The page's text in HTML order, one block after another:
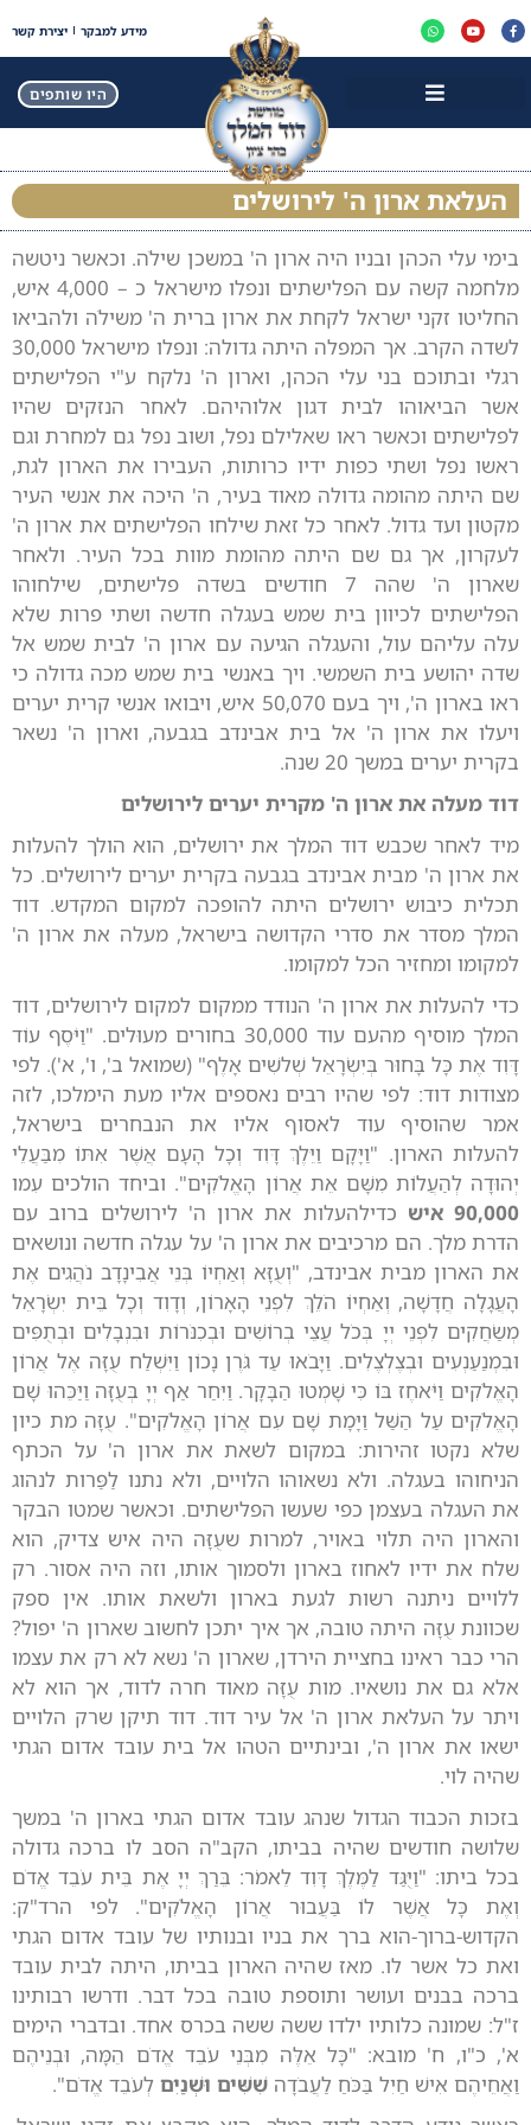
מידע למבקר יצירת קשר
היו שותפים
העלאת ארון ה' לירושלים
בימי עלי הכהן ובניו היה ארון ה' במשכן שילֹה. וכאשר ניטשה
מלחמה קשה עם הפלישתים ונפלו מישראל כ – 4,000 איש,
החליטו זקני ישראל לקחת את ארון ברית ה' משילֹה ולהביאו
לשדה הקרב. אך המפלה היתה גדולה: ונפלו מישראל 30,000
רגלי ובתוכם בני עלי הכהן, וארון ה' נלקח ע"י הפלישתים
אשר הביאוהו לבית דגון אלוהיהם. לאחר הנזקים שהיו
לפלישתים וכאשר ראו שאלילם נפל, ושוב נפל גם למחרת וגם
ראשו נפל ושתי כפות ידיו כרותות, העבירו את הארון לגת,
שם היתה מהומה גדולה מאוד בעיר, ה' היכה את אנשי העיר
מקטון ועד גדול. לאחר כל זאת שילחו הפלישתים את ארון ה'
לעקרון, אך גם שם היתה מהומת מוות בכל העיר. ולאחר
שארון ה' שהה 7 חודשים בשדה פלישתים, שילחוהו
הפלישתים לכיוון בית שמש בעגלה חדשה ושתי פרות שלא
עלה עליהם עול, והעגלה הגיעה עם ארון ה' לבית שמש אל
שדה יהושע בית השמשי. ויך באנשי בית שמש מכה גדולה כי
ראו בארון ה', ויך בעם 50,070 איש, ויבואו אנשי קרית יערים
ויעלו את ארון ה' אל בית אבינדב בגבעה, וארון ה' נשאר
בקרית יערים במשך 20 שנה.
דוד מעלה את ארון ה' מקרית יערים לירושלים
מיד לאחר שכבש דוד המלך את ירושלים, הוא הולך להעלות
את ארון ה' מבית אבינדב בגבעה בקרית יערים לירושלים. כל
תכלית כיבוש ירושלים היתה להופכה למקום המקדש. דוד
המלך מסדר את סדרי הקדושה בישראל, מעלה את ארון ה'
למקומו ומחזיר הכל למקומו.
כדי להעלות את ארון ה' הנודד ממקום למקום לירושלים, דוד
המלך מוסיף מהעם עוד 30,000 בחורים מעוּלים. "וַיֹּסֶף עוֹד
דָּוִד אֶת כָּל בָּחוּר בְּיִשְׂרָאֵל שְׁלשִׁים אָלֶף" (שמואל ב', ו', א'). לפי
מצודות דוד: לפי שהיו רבים נאספים אליו מעת הימלכו, לזה
אמר שהוסיף עוד לאסוף אליו את הנבחרים בישראל,
להעלות הארון. "וַיָּקָם וַיֵּלֶךְ דָּוִד וְכָל הָעָם אֲשֶׁר אִתּוֹ מִבַּעֲלֵי
יְהוּדָה לְהַעֲלוֹת מִשָּׁם אֵת אֲרוֹן הָאֱלֹקִים". וביחד הולכים עִמו
90,000 איש
כדילהעלות את ארון ה' לירושלים ברוב עם
הדרת מלך. הם מרכיבים את ארון ה' על עגלה חדשה ונושאים
את הארון מבית אבינדב, "וְעֻזָּא וְאַחְיוֹ בְּנֵי אֲבִינָדָב נֹהֲגִים אֶת
הָעֲגָלָה חֲדָשָׁה, וְאַחְיוֹ הֹלֵךְ לִפְנֵי הָאָרוֹן, וְדָוִד וְכָל בֵּית יִשְׂרָאֵל
מְשַׂחֲקִים לִפְנֵי יְיָ בְּכֹל עֲצֵי בְרוֹשִׁים וּבְכִנֹּרוֹת וּבִנְבָלִים וּבְתֻפִּים
וּבִמְנַעַנְעִים וּבְצֶלְצֶלִים. וַיָּבֹאוּ עַד גֹּרֶן נָכוֹן וַיִּשְׁלַח עֻזָּה אֶל אֲרוֹן
הָאֱלֹקִים וַיֹּאחֶז בּוֹ כִּי שָׁמְטוּ הַבָּקָר. וַיִּחַר אַף יְיָ בְּעֻזָּה וַיַּכֵּהוּ שָׁם
הָאֱלֹקִים עַל הַשַּׁל וַיָּמָת שָׁם עִם אֲרוֹן הָאֱלֹקִים". עֻזָּה מת כיון
שלא נקטו זהירות: במקום לשאת את ארון ה' על הכתף
הניחוהו בעגלה. ולא נשאוהו הלויים, ולא נתנו לַפַּרות לנהוג
את העגלה בעצמן כפי שעשו הפלישתים. וכאשר שמטו הבקר
והארון היה תלוי באויר, למרות שעֻזָּה היה איש צדיק, הוא
שלח את ידיו לאחוז בארון ולסמוך אותו, וזה היה אסור. רק
ללויים ניתנה רשות לגעת בארון ולשאת אותו. אין ספק
שכוונת עֻזָּה היתה טובה, אך איך יתכן לחשוב שארון ה' יפול?
הרי כבר ראינו בחציית הירדן, שארון ה' נשא לא רק את עצמו
אלא גם את נושאיו. מות עֻזָּה מאוד חרה לדוד, אך הוא לא
ויתר על העלאת ארון ה' אל עיר דוד. דוד תיקן שרק הלויים
ישאו את ארון ה', ובינתיים הטהו אל בית עובד אדום הגתי
שהיה לוי.
בזכות הכבוד הגדול שנהג עובד אדום הגתי בארון ה' במשך
שלושה חודשים שהיה בביתו, הקב"ה הסב לו ברכה גדולה
בכל ביתו: "וַיֻּגַּד לַמֶּלֶךְ דָּוִד לֵאמֹר: בֵּרַךְ יְיָ אֶת בֵּית עֹבֵד אֱדֹם
וְאֶת כָּל אֲשֶׁר לוֹ בַּעֲבוּר אֲרוֹן הָאֱלֹקִים". לפי הרד"ק:
הקדוש-ברוך-הוא ברך את בניו ובנותיו של עובד אדום הגתי
ואת כל אשר לו. מאז שהיה הארון בביתו, היתה לבית עובד
ברכה בבנים ועושר ותוספת טובה בכל דבר. ודרשו רבותינו
ז"ל: שמונה כלותיו ילדו ששה ששה בכרס אחד. ובדברי הימים
א', כ"ו, ח' מובא: "כָּל אֵלֶּה מִבְּנֵי עֹבֵד אֱדֹם הֵמָּה, וּבְנֵיהֶם
וַאֲחֵיהֶם אִישׁ חַיִל בַּכֹּחַ לַעֲבֹדָה שִׁשִּׁים וּשְׁנַיִם לְעֹבֵד אֱדֹם".